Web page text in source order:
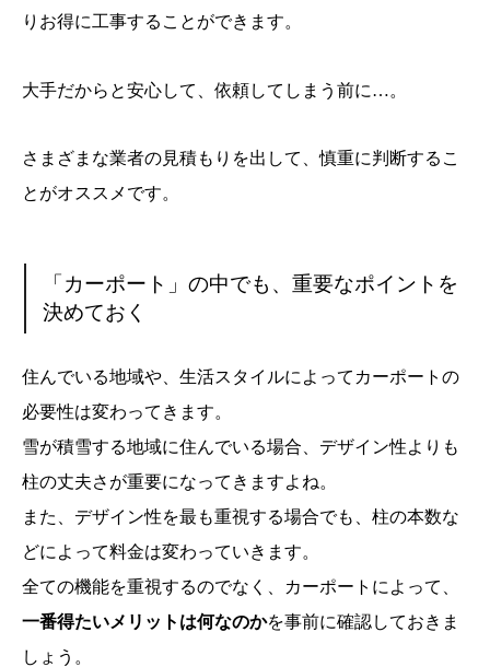
りお得に工事することができます。
大手だからと安心して、依頼してしまう前に…。
さまざまな業者の見積もりを出して、慎重に判断するこ
とがオススメです。
「カーポート」の中でも、重要なポイントを
決めておく
住んでいる地域や、生活スタイルによってカーポートの
必要性は変わってきます。
雪が積雪する地域に住んでいる場合、デザイン性よりも
柱の丈夫さが重要になってきますよね。
また、デザイン性を最も重視する場合でも、柱の本数な
どによって料金は変わっていきます。
全ての機能を重視するのでなく、カーポートによって、
一番得たいメリットは何なのかを事前に確認しておきま
しょう。